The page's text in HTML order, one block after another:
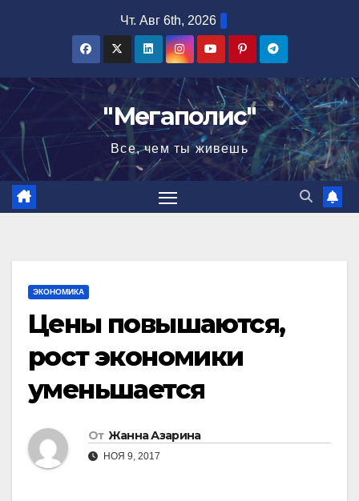
Чт. Авг 6th, 2026
"Мегаполис"
Все, чем ты живешь
ЭКОНОМИКА
Цены повышаются,
рост экономики
уменьшается
От Жанна Азарина
НОЯ 9, 2017